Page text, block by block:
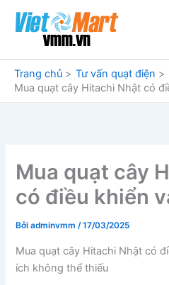
dung
Trang chủ
Tư vấn quạt điện
Mua quạt cây Hitachi Nhật có
Mua quạt cây
có điều khiển
Bởiadminvmm/17/03/2025
Mua quạt cây Hitachi Nhật có
ích không thể thiếu